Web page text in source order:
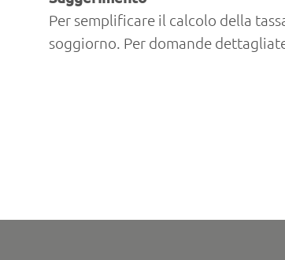
Per semplificare il calcolo della
soggiorno. Per domande